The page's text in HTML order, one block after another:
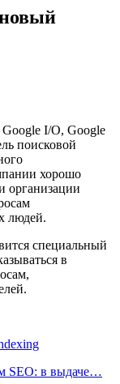
I/O, Google
поисковой
хорошо
организации
людей.
специальный
в
SEO: в выдаче…